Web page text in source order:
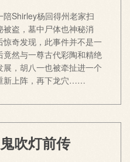
陪Shirley杨回得州老家扫
盗，墓中尸体也神秘消
奇发现，此事件并不是一
然与一尊古代彩陶和精绝
，胡八一也被牵扯进一个
新上阵，再下龙穴……
吹灯前传